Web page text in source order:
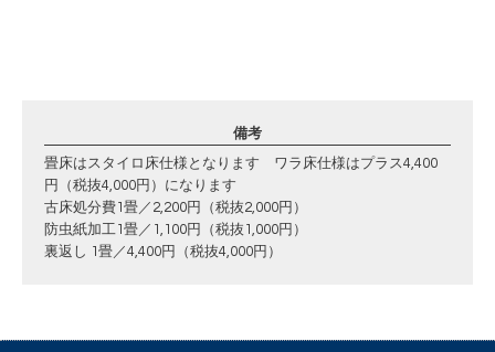
備考
畳床はスタイロ床仕様となります ワラ床仕様はプラス4,400
円（税抜4,000円）になります
古床処分費1畳／2,200円（税抜2,000円）
防虫紙加工1畳／1,100円（税抜1,000円）
裏返し 1畳／4,400円（税抜4,000円）